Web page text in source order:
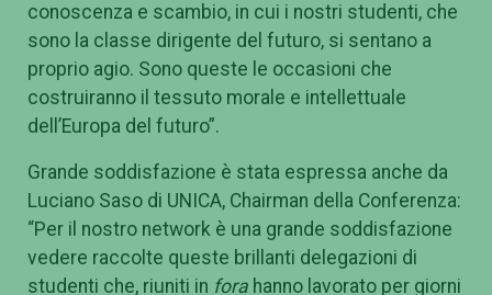
romano, e Roma e il Lazio sono sempre più
attrattive per gli studenti stranieri. Questa è
l’Europa in cui crediamo, una Europa fatta di
conoscenza e scambio, in cui i nostri studenti, che
sono la classe dirigente del futuro, si sentano a
costruiranno il tessuto morale e intellettuale
dell’Europa del futuro”.
Grande soddisfazione è stata espressa anche da
Luciano Saso di UNICA, Chairman della Conferenza: